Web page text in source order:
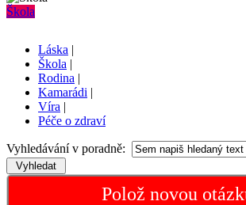
Škola
Láska |
Škola |
Rodina |
Kamarádi |
Víra |
Péče o zdraví
Vyhledávání v poradně:
Polož novou